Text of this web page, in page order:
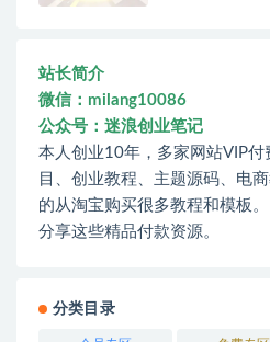
站长简介
微信：milang10086
公众号：迷浪创业笔记
本人创业10年，多家网站VIP
目、创业教程、主题源码、电
的从淘宝购买很多教程和模板
分享这些精品付款资源。
分类目录